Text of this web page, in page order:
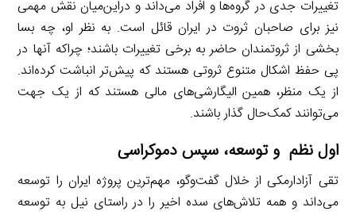
تغییرات جدی در گروه‌ها و افراد می‌داند و در‌این‌میان نقش مهمی
نیز برای صاحبان ثروت در ایران قائل است. به نظر او، چه‌ بسا
بخشی از ثروتمندان حاضر به برخی تغییرات باشند؛ چرا‌که آنها در
پی حفظ اشکال متنوع ثروتی هستند که پیش‌تر انباشت کرده‌اند.
از یک منظر، همین الیگارشی‌های مالی هستند که از یک جهت
می‌توانند کمک‌حال ‌گذار باشند.
اول نظم و توسعه، سپس دموکراسی
تقی آزادارمکی از خلال گفت‌وگو، مهم‌ترین پروژه ایران را توسعه
می‌داند و همه تلاش‌های سده اخیر را در راستای نیل به توسعه